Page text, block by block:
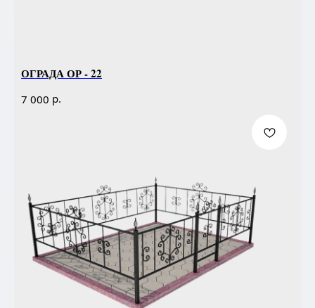
ОГРАДА ОР - 22
7 000 р.